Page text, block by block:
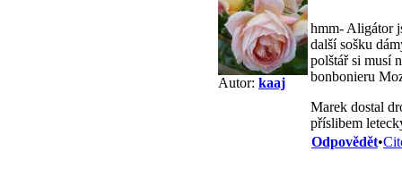
Autor: kaaj
hmm- Aligátor
další sošku
polštář si musí
bonbonieru
Marek dostal
příslibem
Odpovědět•